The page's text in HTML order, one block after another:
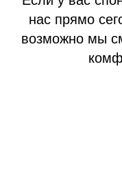
нас прямо
возможно мы